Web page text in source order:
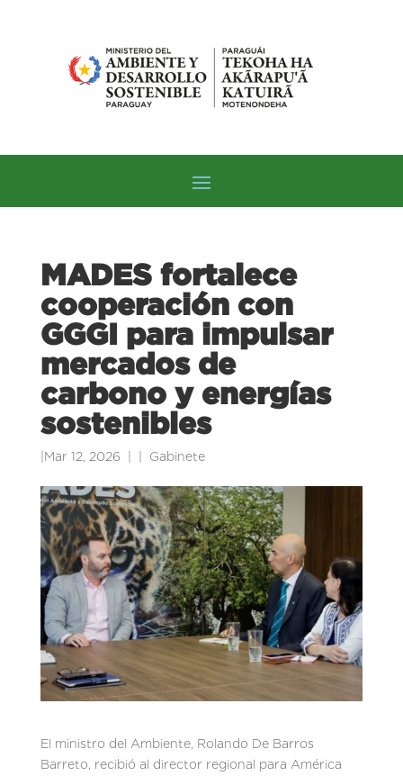
MADES fortalece
cooperación con
GGGI para impulsar
mercados de
carbono y energías
sostenibles
Mar 12, 2026 Gabinete
El ministro del Ambiente, Rolando De Barros
Barreto, recibió al director regional para América